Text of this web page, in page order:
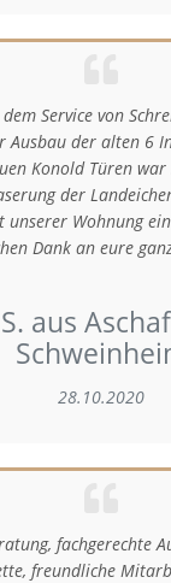
Service von
Ausbau der alten 6
Konold Türen
der
unserer Wohnung
Dank an eure
aus
28.10.2020
fachgerechte
freundliche